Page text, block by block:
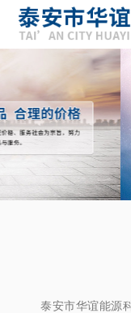
泰安市华谊能源